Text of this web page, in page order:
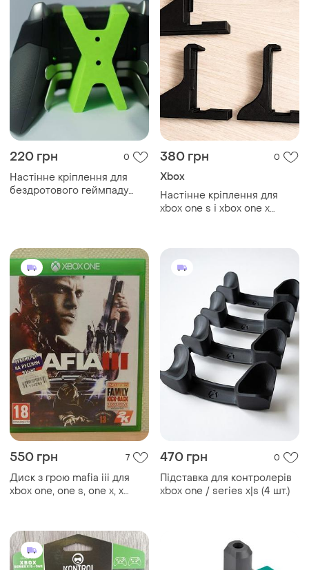
220 грн 0
Настінне кріплення для
бездротового геймпаду
380 грн 0
Xbox
Настінне кріплення для
xbox one s і xbox one x
550 грн 7
Диск з грою mafia iii для
xbox one, one s, one x, x
470 грн 0
Підставка для контролерів
xbox one / series x|s (4 шт.)